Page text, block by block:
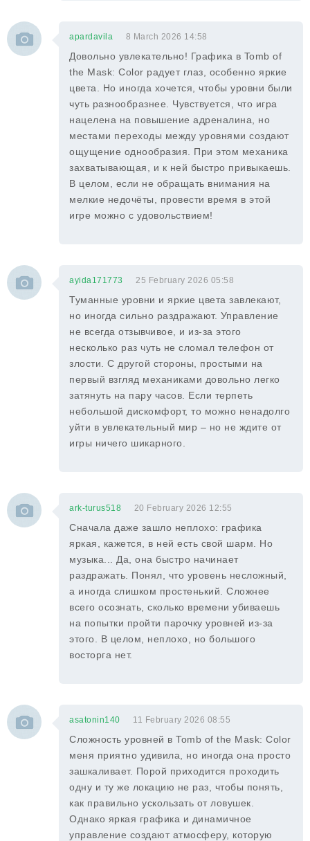
apardavila 8 March 2026 14:58
Довольно увлекательно! Графика в Tomb of
the Mask: Color радует глаз, особенно яркие
цвета. Но иногда хочется, чтобы уровни были
чуть разнообразнее. Чувствуется, что игра
нацелена на повышение адреналина, но
местами переходы между уровнями создают
ощущение однообразия. При этом механика
захватывающая, и к ней быстро привыкаешь.
В целом, если не обращать внимания на
мелкие недочёты, провести время в этой
игре можно с удовольствием!
ayida171773 25 February 2026 05:58
Туманные уровни и яркие цвета завлекают,
но иногда сильно раздражают. Управление
не всегда отзывчивое, и из-за этого
несколько раз чуть не сломал телефон от
злости. С другой стороны, простыми на
первый взгляд механиками довольно легко
затянуть на пару часов. Если терпеть
небольшой дискомфорт, то можно ненадолго
уйти в увлекательный мир – но не ждите от
игры ничего шикарного.
ark-turus518 20 February 2026 12:55
Сначала даже зашло неплохо: графика
яркая, кажется, в ней есть свой шарм. Но
музыка... Да, она быстро начинает
раздражать. Понял, что уровень несложный,
а иногда слишком простенький. Сложнее
всего осознать, сколько времени убиваешь
на попытки пройти парочку уровней из-за
этого. В целом, неплохо, но большого
восторга нет.
asatonin140 11 February 2026 08:55
Сложность уровней в Tomb of the Mask: Color
меня приятно удивила, но иногда она просто
зашкаливает. Порой приходится проходить
одну и ту же локацию не раз, чтобы понять,
как правильно ускользать от ловушек.
Однако яркая графика и динамичное
управление создают атмосферу, которую